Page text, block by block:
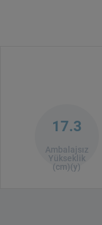
17.3
Ambalajsız
Yükseklik
(cm)(y)